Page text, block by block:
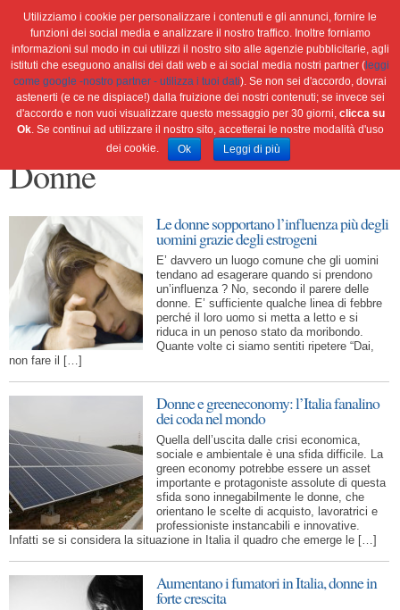
Home Ambiente Attualità
Cultura e società
Green economy
Salute Scienza&tec
Libri
Blog
Viaggi
Donne
Le donne sopportano l’influenza più degli
uomini grazie degli estrogeni
E’ davvero un luogo comune che gli uomini
tendano ad esagerare quando si prendono
un’influenza ? No, secondo il parere delle
donne. E’ sufficiente qualche linea di febbre
perché il loro uomo si metta a letto e si
riduca in un penoso stato da moribondo.
Quante volte ci siamo sentiti ripetere “Dai,
non fare il […]
Donne e greeneconomy: l’Italia fanalino
dei coda nel mondo
Quella dell’uscita dalle crisi economica,
sociale e ambientale è una sfida difficile. La
green economy potrebbe essere un asset
importante e protagoniste assolute di questa
sfida sono innegabilmente le donne, che
orientano le scelte di acquisto, lavoratrici e
professioniste instancabili e innovative.
Infatti se si considera la situazione in Italia il quadro che emerge le […]
Aumentano i fumatori in Italia, donne in
forte crescita
Utilizziamo i cookie per personalizzare i contenuti e gli annunci, fornire le
funzioni dei social media e analizzare il nostro traffico. Inoltre forniamo
informazioni sul modo in cui utilizzi il nostro sito alle agenzie pubblicitarie, agli
istituti che eseguono analisi dei dati web e ai social media nostri partner ( leggi
come google -nostro partner - utilizza i tuoi dati). Se non sei d'accordo, dovrai
astenerti (e ce ne dispiace!) dalla fruizione dei nostri contenuti; se invece sei
d'accordo e non vuoi visualizzare questo messaggio per 30 giorni, clicca su
Ok. Se continui ad utilizzare il nostro sito, accetterai le nostre modalità d'uso
dei cookie.
Ok Leggi di più